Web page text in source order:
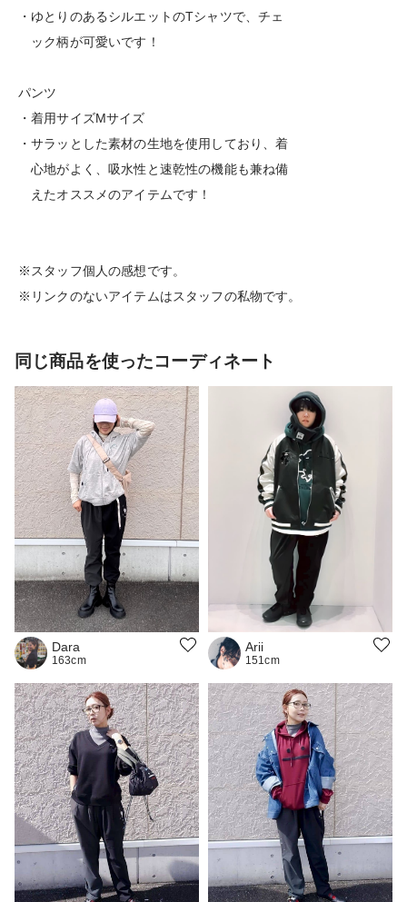
・ゆとりのあるシルエットのTシャツで、チェ
ック柄が可愛いです！
パンツ
・着用サイズMサイズ
・サラッとした素材の生地を使用しており、着
心地がよく、吸水性と速乾性の機能も兼ね備
えたオススメのアイテムです！
※スタッフ個人の感想です。
※リンクのないアイテムはスタッフの私物です。
同じ商品を使ったコーディネート
Dara
163cm
Arii
151cm